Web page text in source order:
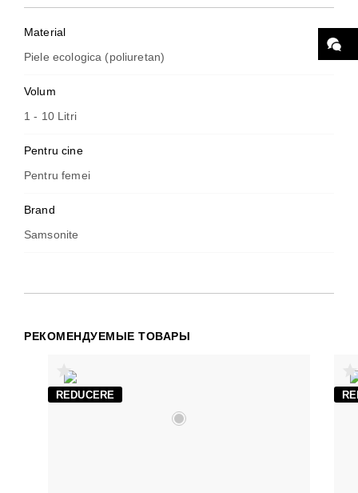
Material
Piele ecologica (poliuretan)
Volum
1 - 10 Litri
Pentru cine
Pentru femei
Brand
Samsonite
РЕКОМЕНДУЕМЫЕ ТОВАРЫ
REDUCERE